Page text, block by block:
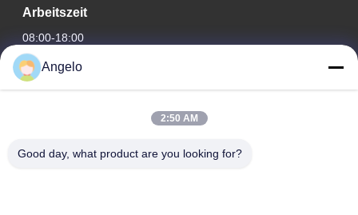
Arbeitszeit
08:00-18:00
Unsere Adresse
Zimmer 1508, Taojing Business Building, Minbao Road,
Guangdong
Angelo
2:50 AM
Good day, what product are you looking for?